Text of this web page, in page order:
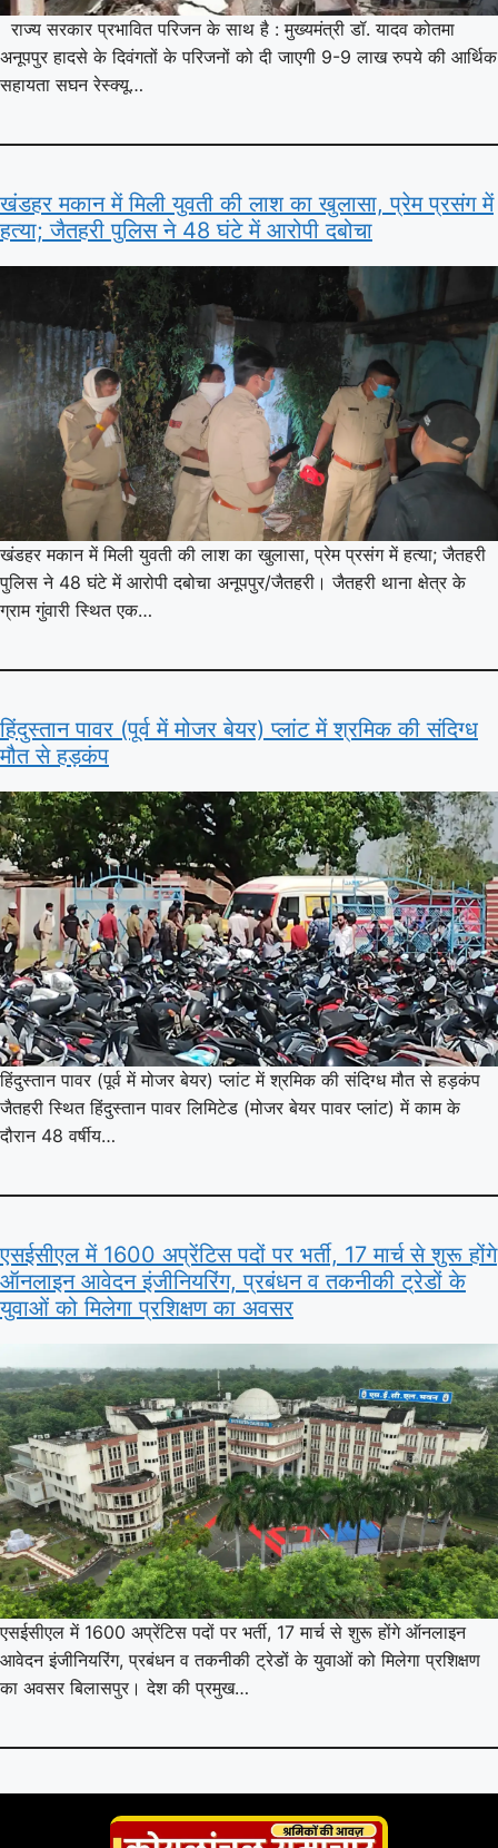
राज्य सरकार प्रभावित परिजन के साथ है : मुख्यमंत्री डॉ. यादव कोतमा
अनूपपुर हादसे के दिवंगतों के परिजनों को दी जाएगी 9-9 लाख रुपये की आर्थिक
सहायता सघन रेस्क्यू…
खंडहर मकान में मिली युवती की लाश का खुलासा, प्रेम प्रसंग में
हत्या; जैतहरी पुलिस ने 48 घंटे में आरोपी दबोचा
खंडहर मकान में मिली युवती की लाश का खुलासा, प्रेम प्रसंग में हत्या; जैतहरी
पुलिस ने 48 घंटे में आरोपी दबोचा अनूपपुर/जैतहरी। जैतहरी थाना क्षेत्र के
ग्राम गुंवारी स्थित एक…
हिंदुस्तान पावर (पूर्व में मोजर बेयर) प्लांट में श्रमिक की संदिग्ध
मौत से हड़कंप
हिंदुस्तान पावर (पूर्व में मोजर बेयर) प्लांट में श्रमिक की संदिग्ध मौत से हड़कंप
जैतहरी स्थित हिंदुस्तान पावर लिमिटेड (मोजर बेयर पावर प्लांट) में काम के
दौरान 48 वर्षीय…
एसईसीएल में 1600 अप्रेंटिस पदों पर भर्ती, 17 मार्च से शुरू होंगे
ऑनलाइन आवेदन इंजीनियरिंग, प्रबंधन व तकनीकी ट्रेडों के
युवाओं को मिलेगा प्रशिक्षण का अवसर
एसईसीएल में 1600 अप्रेंटिस पदों पर भर्ती, 17 मार्च से शुरू होंगे ऑनलाइन
आवेदन इंजीनियरिंग, प्रबंधन व तकनीकी ट्रेडों के युवाओं को मिलेगा प्रशिक्षण
का अवसर बिलासपुर। देश की प्रमुख…